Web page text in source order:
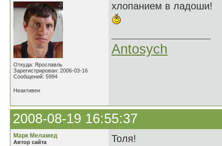
Откуда: Ярославль
Зарегистрирован: 2006-03-16
Сообщений: 5994
хлопанием в ладоши!
Antosych
Неактивен
2008-08-19 16:55:37
Марк Меламед
Автор сайта
Толя!